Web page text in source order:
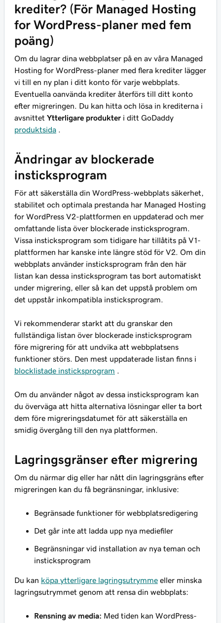
krediter? (För Managed Hosting
for WordPress-planer med fem
poäng)
Om du lagrar dina webbplatser på en av våra Managed
Hosting for WordPress-planer med flera krediter lägger
vi till en ny plan i ditt konto för varje webbplats.
Eventuella oanvända krediter återförs till ditt konto
efter migreringen. Du kan hitta och lösa in krediterna i
avsnittet Ytterligare produkter i ditt GoDaddy
produktsida
Ändringar av blockerade
insticksprogram
För att säkerställa din WordPress-webbplats säkerhet,
stabilitet och optimala prestanda har Managed Hosting
for WordPress V2-plattformen en uppdaterad och mer
omfattande lista över blockerade insticksprogram.
Vissa insticksprogram som tidigare har tillåtits på V1-
plattformen har kanske inte längre stöd för V2. Om din
webbplats använder insticksprogram från den här
listan kan dessa insticksprogram tas bort automatiskt
under migrering, eller så kan det uppstå problem om
det uppstår inkompatibla insticksprogram.
Vi rekommenderar starkt att du granskar den
fullständiga listan över blockerade insticksprogram
före migrering för att undvika att webbplatsens
funktioner störs. Den mest uppdaterade listan finns i
blocklistade insticksprogram
Om du använder något av dessa insticksprogram kan
du överväga att hitta alternativa lösningar eller ta bort
dem före migreringsdatumet för att säkerställa en
smidig övergång till den nya plattformen.
Lagringsgränser efter migrering
Om du närmar dig eller har nått din lagringsgräns efter
migreringen kan du få begränsningar, inklusive:
Begränsade funktioner för webbplatsredigering
Det går inte att ladda upp nya mediefiler
Begränsningar vid installation av nya teman och
insticksprogram
Du kan köpa ytterligare lagringsutrymme eller minska
lagringsutrymmet genom att rensa din webbplats:
Rensning av media: Med tiden kan WordPress-